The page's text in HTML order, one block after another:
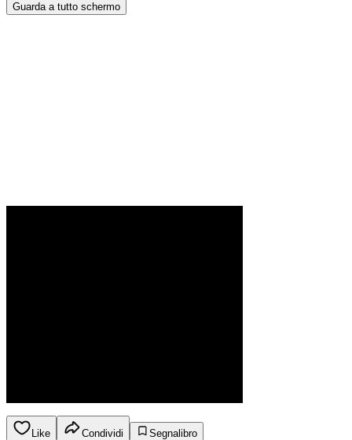
Guarda a tutto schermo
Like Condividi
Segnalibro